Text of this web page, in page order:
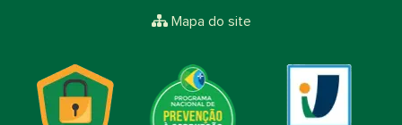
Mapa do site